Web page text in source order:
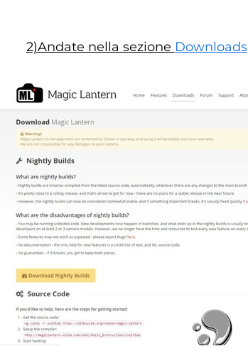
2)Andate nella sezione Downloads